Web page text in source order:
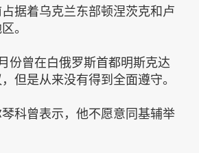
据着乌克兰东部顿涅茨克和卢
。
份曾在白俄罗斯首都明斯克达
但是从来没有得到全面遵守。
科曾表示，他不愿意同基辅举